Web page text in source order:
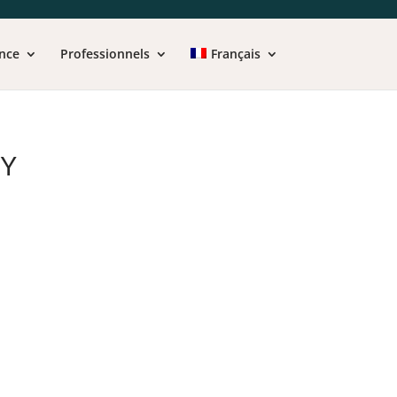
Professionnels Français